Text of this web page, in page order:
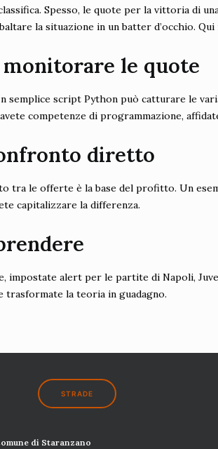
Spesso, le quote per la vittoria di
la situazione in un batter d’occhio.
le quote
script Python può catturare le
competenze di programmazione,
diretto
tra le offerte è la base del profitto. Un
capitalizzare la differenza.
alert per le partite di Napoli,
trasformate la teoria in guadagno.
STRADE
di Staranzano